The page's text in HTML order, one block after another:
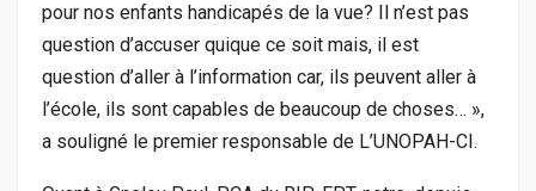
pour nos enfants handicapés de la vue? Il n’est pas
question d’accuser quique ce soit mais, il est
question d’aller à l’information car, ils peuvent aller à
l’école, ils sont capables de beaucoup de choses… »,
a souligné le premier responsable de L’UNOPAH-CI.